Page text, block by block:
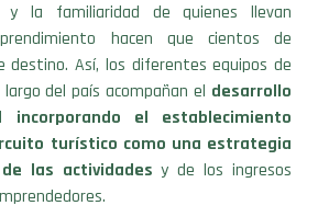
y la familiaridad de quienes llevan
hacen que cientos de
Así, los diferentes equipos de
del país acompañan el desarrollo
el establecimiento
turístico como una estrategia
las actividades y de los ingresos